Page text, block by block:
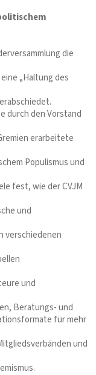
die
„Haltung des
durch den Vorstand
erarbeitete
Populismus und
fest, wie der CVJM
und
verschiedenen
und
Beratungs- und
für mehr
und